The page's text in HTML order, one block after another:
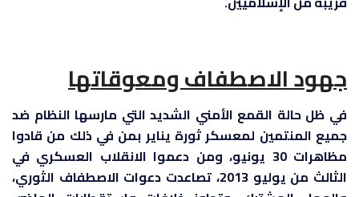
جهود الاصطفاف ومعوقاتها
في ظل حالة القمع الأمني الشديد التي مارسها النظام ضد
جميع المنتمين لمعسكر ثورة يناير بمن في ذلك من قادوا
مظاهرات 30 يونيو، ومن دعموا الانقلاب العسكري في
الثالث من يوليو 2013، تصاعدت دعوات الاصطفاف الثوري،